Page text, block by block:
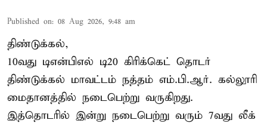
Published on: 08 Aug 2026, 9:48 am
திண்டுக்கல்,
10வது டிஎன்பிஎல் டி20 கிரிக்கெட் தொடர்
திண்டுக்கல் மாவட்டம் நத்தம் எம்.பி.ஆர். கல்லூரி
மைதானத்தில் நடைபெற்று வருகிறது.
இத்தொடரில் இன்று நடைபெற்று வரும் 7வது லீக்